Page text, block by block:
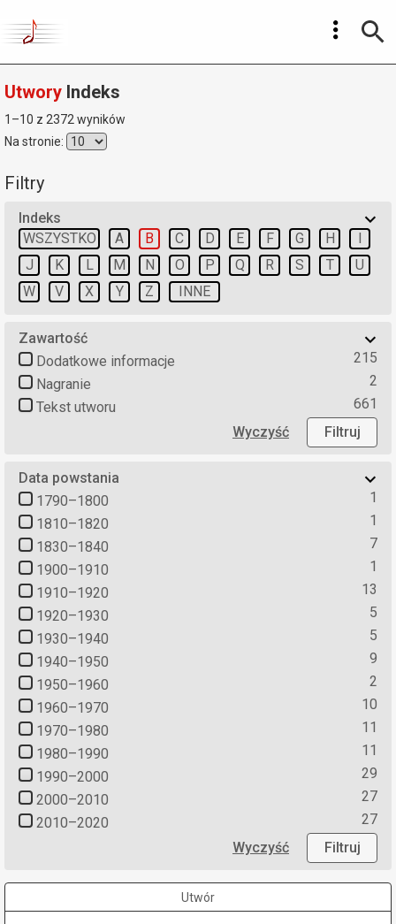
Utwory Indeks
1–10 z 2372 wyników
Na stronie:
Filtry
Indeks
WSZYSTKO
A B C D E F G H
I
J
K L M N O P Q R S T
U
W
V X Y Z INNE
Zawartość
Dodatkowe informacje
215
Nagranie
2
Tekst utworu
661
Wyczyść
Filtruj
Data powstania
1790–1800
1
1810–1820
1
1830–1840
7
1900–1910
1
1910–1920
13
1920–1930
5
1930–1940
5
1940–1950
9
1950–1960
2
1960–1970
10
1970–1980
11
1980–1990
11
1990–2000
29
2000–2010
27
2010–2020
27
Wyczyść
Filtruj
Utwór